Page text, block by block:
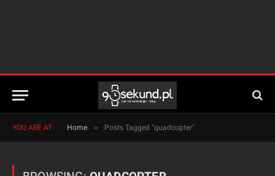
YOU ARE AT: Home » Posts Tagged "quadcopter"